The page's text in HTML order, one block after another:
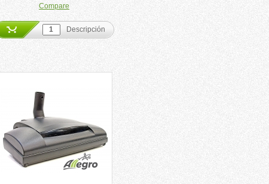
Compare
Descripción